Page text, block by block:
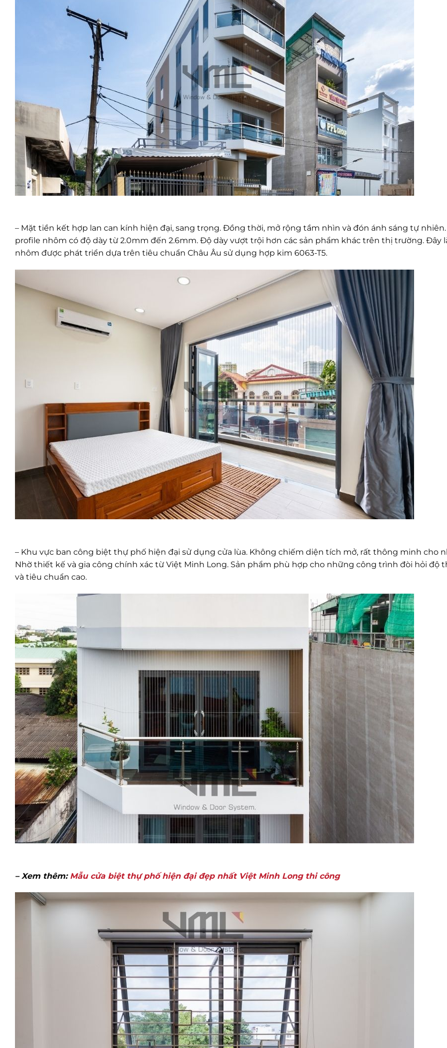
– Mặt tiền kết hợp lan can kính hiện đại, sang trọng. Đồng thời, mở rộng tầm nhìn và đón ánh sáng tự nhiên.
profile nhôm có độ dày từ 2.0mm đến 2.6mm. Độ dày vượt trội hơn các sản phẩm khác trên thị trường. Đây
nhôm được phát triển dựa trên tiêu chuẩn Châu Âu sử dụng hợp kim 6063-T5.
– Khu vực ban công biệt thự phố hiện đại sử dụng cửa lùa. Không chiếm diện tích mở, rất thông minh cho
Nhờ thiết kế và gia công chính xác từ Việt Minh Long. Sản phẩm phù hợp cho những công trình đòi hỏi độ
và tiêu chuẩn cao.
– Xem thêm: Mẫu cửa biệt thự phố hiện đại đẹp nhất Việt Minh Long thi công